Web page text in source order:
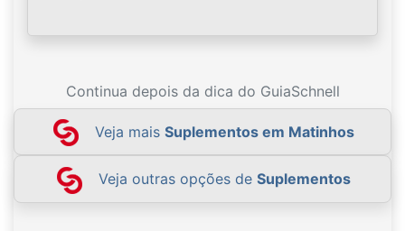
Continua depois da dica do GuiaSchnell
Veja mais Suplementos em Matinhos
Veja outras opções de Suplementos